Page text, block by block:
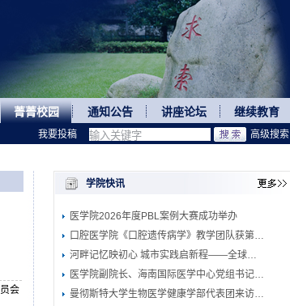
菁菁校园 通知公告 讲座论坛 继续教育
会
高级搜索
学院快讯
医学院2026年度PBL案例大赛成功举办
口腔医学院《口腔遗传病学》教学团队获第…
河畔记忆映初心 城市实践启新程——全球…
医学院副院长、海南国际医学中心党组书记…
曼彻斯特大学生物医学健康学部代表团来访…
我要投稿